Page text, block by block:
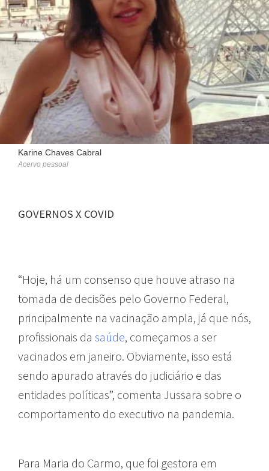
Karine Chaves Cabral
Acervo pessoal
GOVERNOS X COVID
“Hoje, há um consenso que houve atraso na
tomada de decisões pelo Governo Federal,
principalmente na vacinação ampla, já que nós,
profissionais da saúde, começamos a ser
vacinados em janeiro. Obviamente, isso está
sendo apurado através do judiciário e das
entidades políticas”, comenta Jussara sobre o
comportamento do executivo na pandemia.
Para Maria do Carmo, que foi gestora em